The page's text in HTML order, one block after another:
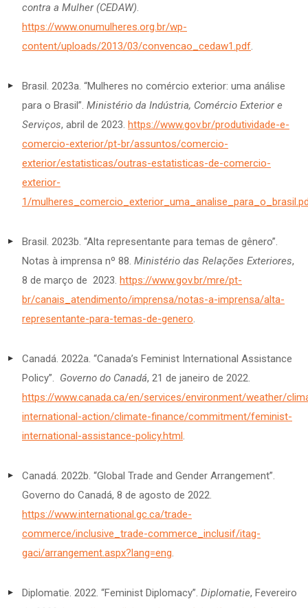
contra a Mulher (CEDAW).
https://www.onumulheres.org.br/wp-
content/uploads/2013/03/convencao_cedaw1.pdf.
Brasil. 2023a. “Mulheres no comércio exterior: uma análise
para o Brasil”. Ministério da Indústria, Comércio Exterior e
Serviços, abril de 2023. https://www.gov.br/produtividade-e-
comercio-exterior/pt-br/assuntos/comercio-
exterior/estatisticas/outras-estatisticas-de-comercio-
exterior-
1/
Brasil. 2023b. “Alta representante para temas de gênero”.
Notas à imprensa nº 88. Ministério das Relações Exteriores,
8 de março de 2023. https://www.gov.br/mre/pt-
br/canais_atendimento/imprensa/notas-a-imprensa/alta-
representante-para-temas-de-genero.
Canadá. 2022a. “Canada’s Feminist International Assistance
Policy”. Governo do Canadá, 21 de janeiro de 2022.
https://www.canada.ca/en/services/environment/weather/
international-action/climate-finance/commitment/feminist-
international-assistance-policy.html.
Canadá. 2022b. “Global Trade and Gender Arrangement”.
Governo do Canadá, 8 de agosto de 2022.
https://www.international.gc.ca/trade-
commerce/inclusive_trade-commerce_inclusif/itag-
gaci/arrangement.aspx?lang=eng.
Diplomatie. 2022. “Feminist Diplomacy”. Diplomatie, Fevereiro